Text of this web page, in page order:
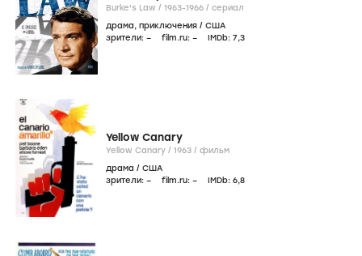
Burke's Law / 1963-1966 / сериал
драма, приключения / США
зрители: – film.ru: – IMDb: 7,3
Yellow Canary
Yellow Canary / 1963 / фильм
драма / США
зрители: – film.ru: – IMDb: 6,8